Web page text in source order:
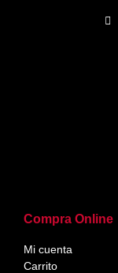
Compra Online
Mi cuenta
Carrito